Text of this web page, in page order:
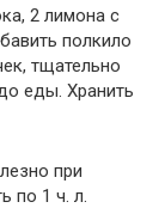
2 лимона с
полкило
тщательно
еды. Хранить
при
по 1 ч. л.